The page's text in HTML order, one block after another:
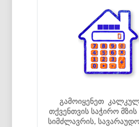
გამოიყენეთ
თქვენთვის საჭირო
სიმძლავრის,